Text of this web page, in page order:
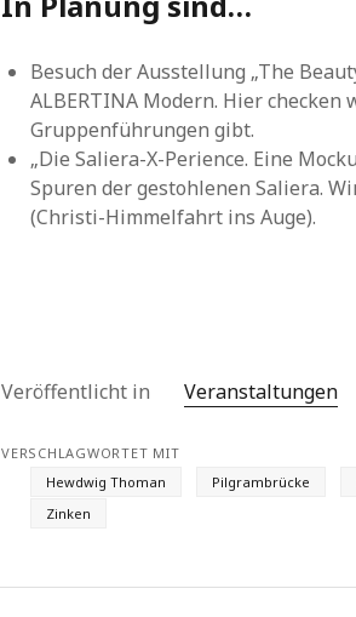
Besuch der Ausstellung „The
ALBERTINA Modern. Hier checken
Gruppenführungen gibt.
„Die Saliera-X-Perience. Eine
Spuren der gestohlenen Saliera.
(Christi-Himmelfahrt ins Auge).
Veröffentlicht in Veranstaltungen
VERSCHLAGWORTET MIT
Hewdwig Thoman
Pilgrambrücke
Zinken